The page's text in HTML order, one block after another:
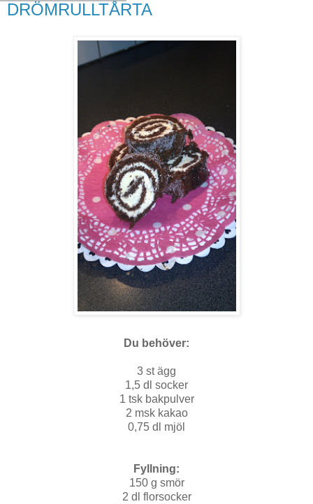
DRÖMRULLTÅRTA
Du behöver:
3 st ägg
1,5 dl socker
1 tsk bakpulver
2 msk kakao
0,75 dl mjöl
Fyllning:
150 g smör
2 dl florsocker